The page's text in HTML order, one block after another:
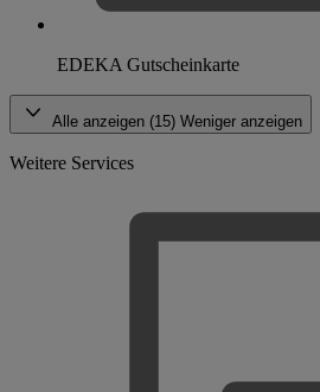
EDEKA Gutscheinkarte
Alle anzeigen (15) Weniger anzeigen
Weitere Services